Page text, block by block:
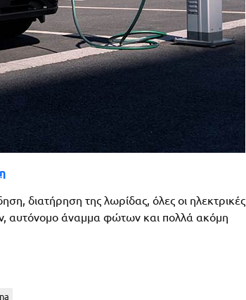
διατήρηση της λωρίδας, όλες οι ηλεκτρικές
αυτόνομο άναμμα φώτων και πολλά ακόμη